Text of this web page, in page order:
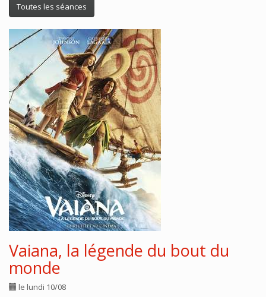
Toutes les séances
Vaiana, la légende du bout du
monde
le lundi 10/08